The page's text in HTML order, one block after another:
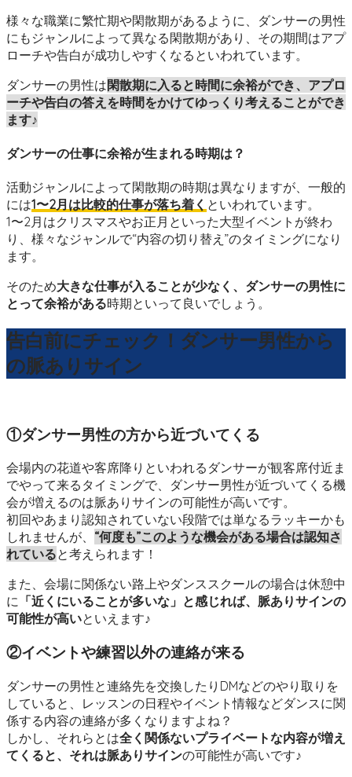
様々な職業に繁忙期や閑散期があるように、ダンサーの男性
にもジャンルによって異なる閑散期があり、その期間はアプ
ローチや告白が成功しやすくなるといわれています。
ダンサーの男性は閑散期に入ると時間に余裕ができ、アプロ
ーチや告白の答えを時間をかけてゆっくり考えることができ
ます♪
ダンサーの仕事に余裕が生まれる時期は？
活動ジャンルによって閑散期の時期は異なりますが、一般的
には1〜2月は比較的仕事が落ち着く といわれています。
1〜2月はクリスマスやお正月といった大型イベントが終わ
り、様々なジャンルで“内容の切り替え”のタイミングになり
ます。
そのため大きな仕事が入ることが少なく、ダンサーの男性に
とって余裕がある時期といって良いでしょう。
告白前にチェック！ダンサー男性から
の脈ありサイン
①ダンサー男性の方から近づいてくる
会場内の花道や客席降りといわれるダンサーが観客席付近ま
でやって来るタイミングで、ダンサー男性が近づいてくる機
会が増えるのは脈ありサインの可能性が高いです。
初回やあまり認知されていない段階では単なるラッキーかも
しれませんが、 “何度も”このような機会がある場合は認知さ
れていると考えられます！
また、会場に関係ない路上やダンススクールの場合は休憩中
に 「近くにいることが多いな」と感じれば、脈ありサインの
可能性が高いといえます♪
②イベントや練習以外の連絡が来る
ダンサーの男性と連絡先を交換したりDMなどのやり取りを
していると、レッスンの日程やイベント情報などダンスに関
係する内容の連絡が多くなりますよね？
しかし、それらとは全く関係ないプライベートな内容が増え
てくると、それは脈ありサインの可能性が高いです♪